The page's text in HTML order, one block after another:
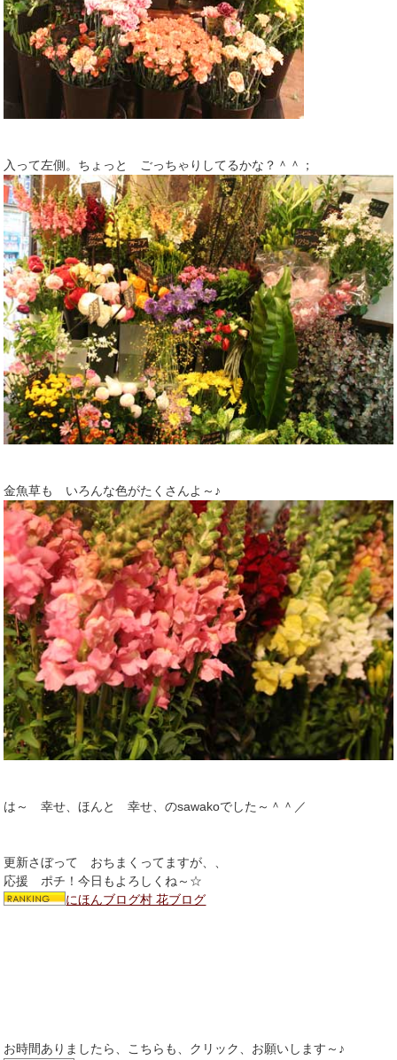
入って左側。ちょっと ごっちゃりしてるかな？＾＾；
金魚草も いろんな色がたくさんよ～♪
は～ 幸せ、ほんと 幸せ、のsawakoでした～＾＾／
更新さぼって おちまくってますが、、
応援 ポチ！今日もよろしくね～☆
にほんブログ村 花ブログ
お時間ありましたら、こちらも、クリック、お願いします～♪